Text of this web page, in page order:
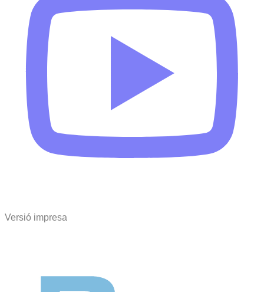
Versió impresa